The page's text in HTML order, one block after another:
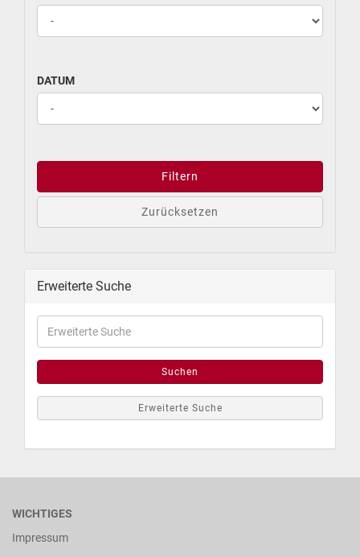
DATUM
Filtern
Zurücksetzen
Erweiterte Suche
Suchen
Erweiterte Suche
WICHTIGES
Impressum